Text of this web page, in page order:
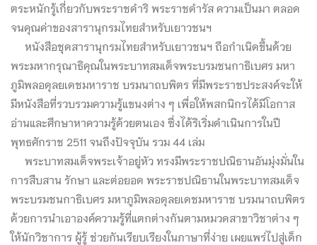
ตระหนักรู้เกี่ยวกับพระราชดำริ พระราชดำรัส ความเป็นมา ตลอด
จนคุณค่าของสารานุกรมไทยสำหรับเยาวชนฯ
หนังสือชุดสารานุกรมไทยสำหรับเยาวชนฯ ถือกำเนิดขึ้นด้วย
พระมหากรุณาธิคุณในพระบาทสมเด็จพระบรมชนกาธิเบศร มหา
ภูมิพลอดุลยเดชมหาราช บรมนาถบพิตร ที่มีพระราชประสงค์จะให้
มีหนังสือที่รวบรวมความรู้แขนงต่าง ๆ เพื่อให้พสกนิกรได้มีโอกาส
อ่านและศึกษาหาความรู้ด้วยตนเอง ซึ่งได้ริเริ่มดำเนินการในปี
พุทธศักราช 2511 จนถึงปัจจุบัน รวม 44 เล่ม
พระบาทสมเด็จพระเจ้าอยู่หัว ทรงมีพระราชปณิธานอันมุ่งมั่นใน
การสืบสาน รักษา และต่อยอด พระราชปณิธานในพระบาทสมเด็จ
พระบรมชนกาธิเบศร มหาภูมิพลอดุลยเดชมหาราช บรมนาถบพิตร
ด้วยการนำเอาองค์ความรู้ที่แตกต่างกันตามหมวดสาขาวิชาต่าง ๆ
ให้นักวิชาการ ผู้รู้ ช่วยกันเรียบเรียงในภาษาที่ง่าย เผยแพร่ไปสู่เด็ก